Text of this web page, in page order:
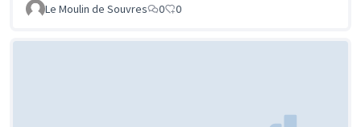
Le Moulin de Souvres 0 0